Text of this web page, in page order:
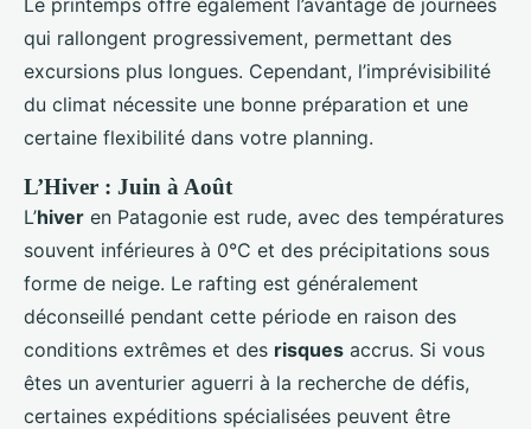
qui rallongent progressivement, permettant des
excursions plus longues. Cependant, l’imprévisibilité
du climat nécessite une bonne préparation et une
certaine flexibilité dans votre planning.
L’Hiver : Juin à Août
L’hiver en Patagonie est rude, avec des températures
souvent inférieures à 0°C et des précipitations sous
forme de neige. Le rafting est généralement
déconseillé pendant cette période en raison des
conditions extrêmes et des risques accrus. Si vous
êtes un aventurier aguerri à la recherche de défis,
certaines expéditions spécialisées peuvent être